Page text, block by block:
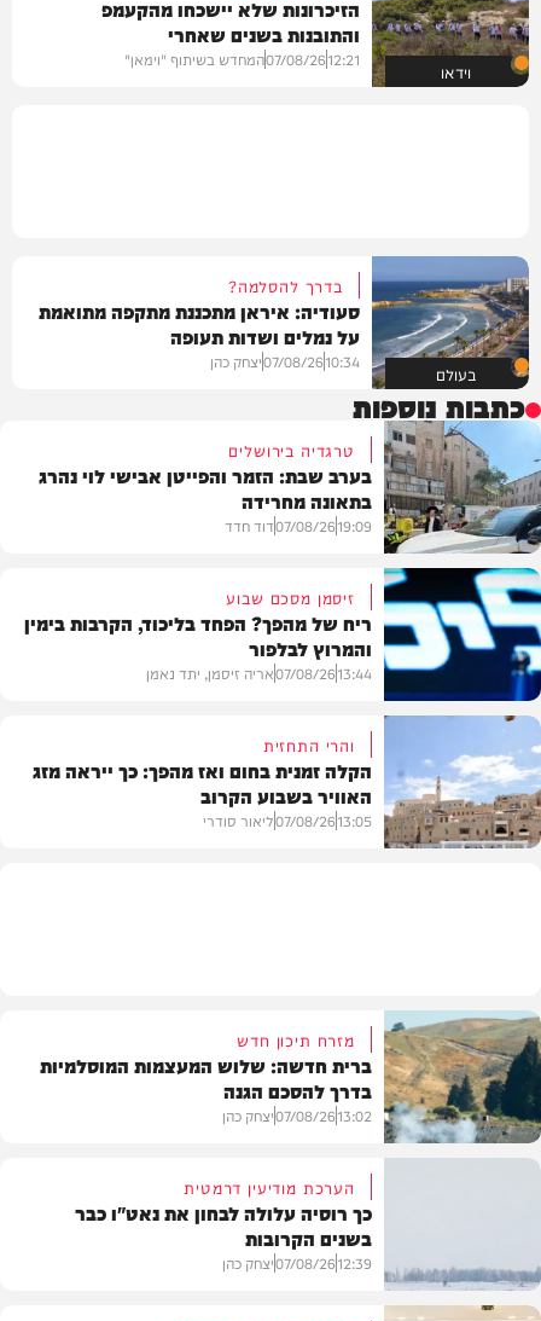
וידאו
הזיכרונות שלא יישכחו מהקעמפ
והתובנות בשנים שאחרי
12:21
07/08/26המחדש בשיתוף "וימאן"
בעולם
בדרך להסלמה?
סעודיה: איראן מתכננת מתקפה מתואמת
על נמלים ושדות תעופה
10:34
07/08/26יצחק כהן
כתבות נוספות
בארץ
טרגדיה בירושלים
בערב שבת: הזמר והפייטן אבישי לוי נהרג
בתאונה מחרידה
19:09
07/08/26דוד חדד
פוליטי
זיסמן מסכם שבוע
ריח של מהפך? הפחד בליכוד, הקרבות בימין
והמרוץ לבלפור
13:44
07/08/26אריה זיסמן, יתד נאמן
והרי התחזית
הקלה זמנית בחום ואז מהפך: כך ייראה מזג
האוויר בשבוע הקרוב
13:05
07/08/26ליאור סודרי
מזרח תיכון חדש
ברית חדשה: שלוש המעצמות המוסלמיות
בדרך להסכם הגנה
13:02
07/08/26יצחק כהן
הערכת מודיעין דרמטית
כך רוסיה עלולה לבחון את נאט"ו כבר
בשנים הקרובות
12:39
07/08/26יצחק כהן